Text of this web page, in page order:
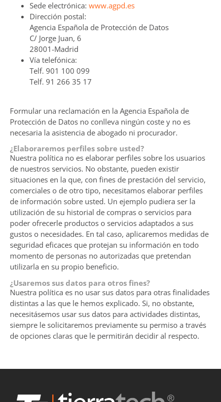
Sede electrónica: www.agpd.es
Dirección postal:
Agencia Española de Protección de Datos
C/ Jorge Juan, 6
28001-Madrid
Vía telefónica:
Telf. 901 100 099
Telf. 91 266 35 17
Formular una reclamación en la Agencia Española de
Protección de Datos no conlleva ningún coste y no es
necesaria la asistencia de abogado ni procurador.
¿Elaboraremos perfiles sobre usted?
Nuestra política no es elaborar perfiles sobre los usuarios
de nuestros servicios. No obstante, pueden existir
situaciones en la que, con fines de prestación del servicio,
comerciales o de otro tipo, necesitamos elaborar perfiles
de información sobre usted. Un ejemplo pudiera ser la
utilización de su historial de compras o servicios para
poder ofrecerle productos o servicios adaptados a sus
gustos o necesidades. En tal caso, aplicaremos medidas de
seguridad eficaces que protejan su información en todo
momento de personas no autorizadas que pretendan
utilizarla en su propio beneficio.
¿Usaremos sus datos para otros fines?
Nuestra política es no usar sus datos para otras finalidades
distintas a las que le hemos explicado. Si, no obstante,
necesitásemos usar sus datos para actividades distintas,
siempre le solicitaremos previamente su permiso a través
de opciones claras que le permitirán decidir al respecto.